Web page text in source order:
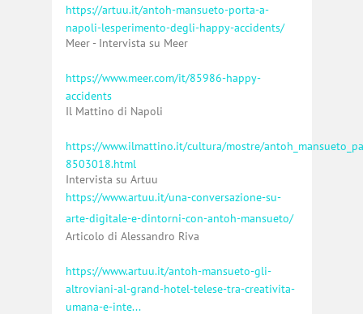
https://artuu.it/antoh-mansueto-porta-a-
napoli-lesperimento-degli-happy-accidents/
Meer - Intervista su Meer
https://www.meer.com/it/85986-happy-
accidents
Il Mattino di Napoli
https://www.ilmattino.it/cultura/mostre/
8503018.html
Intervista su Artuu
https://www.artuu.it/una-conversazione-su-
arte-digitale-e-dintorni-con-antoh-mansueto/
Articolo di Alessandro Riva
https://www.artuu.it/antoh-mansueto-gli-
altroviani-al-grand-hotel-telese-tra-creativita-
umana-e-inte...